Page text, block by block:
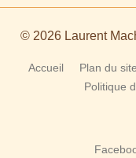
© 2026 Laurent
Accueil Plan du site
Politique